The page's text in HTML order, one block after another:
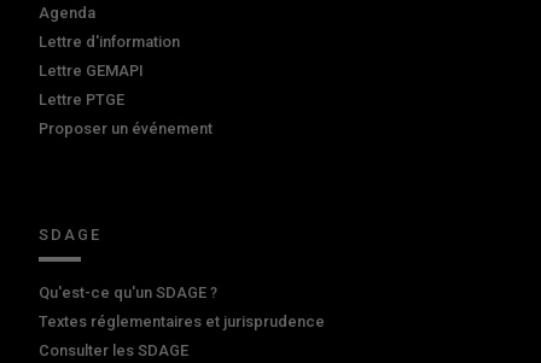
Agenda
Lettre d'information
Lettre GEMAPI
Lettre PTGE
Proposer un événement
SDAGE
Qu'est-ce qu'un SDAGE ?
Textes réglementaires et jurisprudence
Consulter les SDAGE